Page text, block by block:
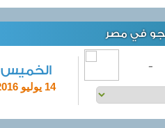
في مصر
الخميس
14 يوليو 2016
-